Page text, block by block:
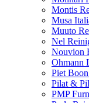
Montis
Musa
Muuto
Nel
Nouvion
Ohmann
Piet
Pilat &
PMP